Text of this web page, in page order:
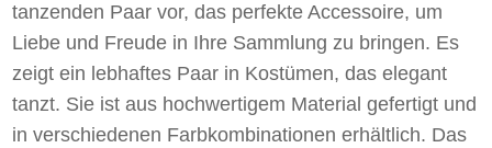
tanzenden Paar vor, das perfekte Accessoire, um
Liebe und Freude in Ihre Sammlung zu bringen. Es
zeigt ein lebhaftes Paar in Kostümen, das elegant
tanzt. Sie ist aus hochwertigem Material gefertigt und
in verschiedenen Farbkombinationen erhältlich. Das